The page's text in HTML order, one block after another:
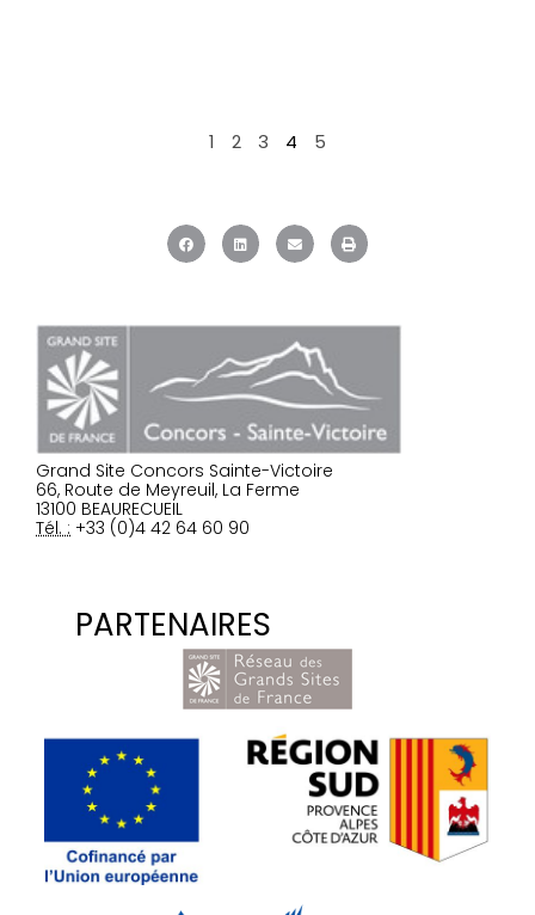
1 2 3 4 5
Grand Site Concors Sainte-Victoire
66, Route de Meyreuil, La Ferme
13100 BEAURECUEIL
Tél. : +33 (0)4 42 64 60 90
PARTENAIRES